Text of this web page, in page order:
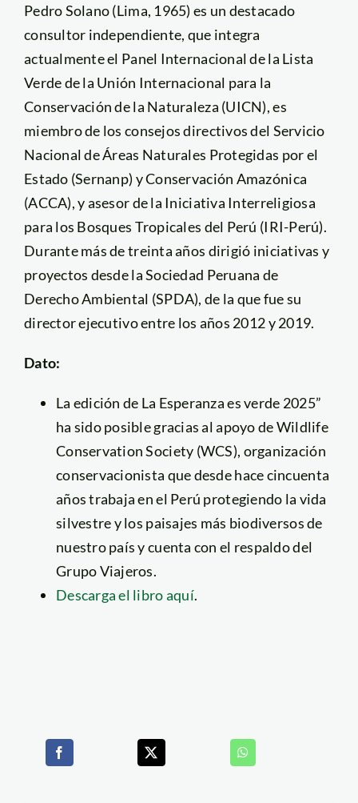
Pedro Solano (Lima, 1965) es un destacado
consultor independiente, que integra
actualmente el Panel Internacional de la Lista
Verde de la Unión Internacional para la
Conservación de la Naturaleza (UICN), es
miembro de los consejos directivos del Servicio
Nacional de Áreas Naturales Protegidas por el
Estado (Sernanp) y Conservación Amazónica
(ACCA), y asesor de la Iniciativa Interreligiosa
para los Bosques Tropicales del Perú (IRI-Perú).
Durante más de treinta años dirigió iniciativas y
proyectos desde la Sociedad Peruana de
Derecho Ambiental (SPDA), de la que fue su
director ejecutivo entre los años 2012 y 2019.
Dato:
La edición de La Esperanza es verde 2025”
ha sido posible gracias al apoyo de Wildlife
Conservation Society (WCS), organización
conservacionista que desde hace cincuenta
años trabaja en el Perú protegiendo la vida
silvestre y los paisajes más biodiversos de
nuestro país y cuenta con el respaldo del
Grupo Viajeros.
Descarga el libro aquí.